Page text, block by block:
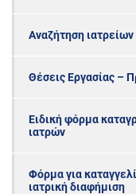
Αναζήτηση ιατρείων
Θέσεις Εργασίας –
Ειδική φόρμα
ιατρών
Φόρμα για
ιατρική διαφήμιση